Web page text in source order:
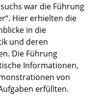
war die Führung
Hier erhielten die
in die
und deren
Die Führung
Informationen,
von
erfüllten.